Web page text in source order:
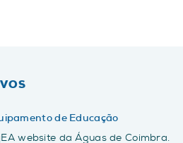
de Educação
website da Águas de Coimbra.